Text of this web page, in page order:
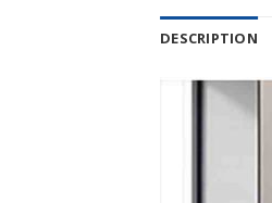
DESCRIPTION